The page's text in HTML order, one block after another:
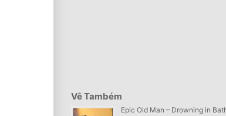
Vê Também
Epic Old Man – Drowning in